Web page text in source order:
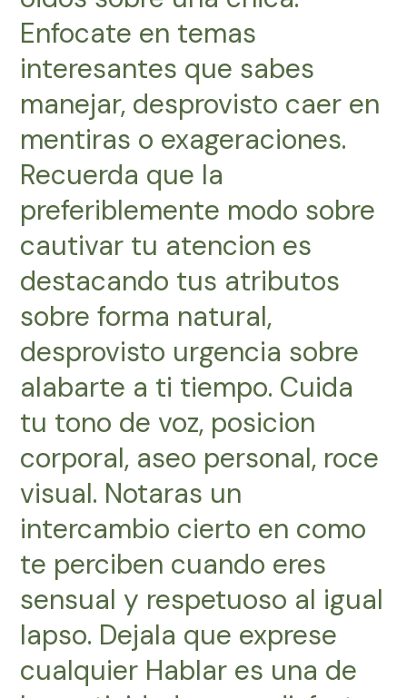
Enfocate en temas
interesantes que sabes
manejar, desprovisto caer en
mentiras o exageraciones.
Recuerda que la
preferiblemente modo sobre
cautivar tu atencion es
destacando tus atributos
sobre forma natural,
desprovisto urgencia sobre
alabarte a ti tiempo. Cuida
tu tono de voz, posicion
corporal, aseo personal, roce
visual. Notaras un
intercambio cierto en como
te perciben cuando eres
sensual y respetuoso al igual
lapso. Dejala que exprese
cualquier Hablar es una de